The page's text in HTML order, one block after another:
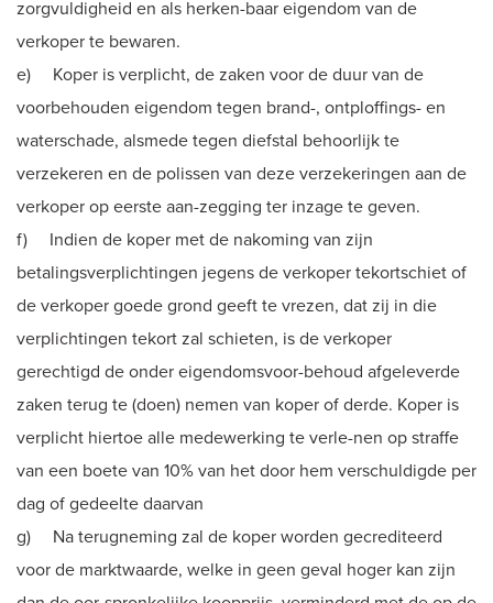
zorgvuldigheid en als herken-baar eigendom van de
verkoper te bewaren.
e) Koper is verplicht, de zaken voor de duur van de
voorbehouden eigendom tegen brand-, ontploffings- en
waterschade, alsmede tegen diefstal behoorlijk te
verzekeren en de polissen van deze verzekeringen aan de
verkoper op eerste aan-zegging ter inzage te geven.
f) Indien de koper met de nakoming van zijn
betalingsverplichtingen jegens de verkoper tekortschiet of
de verkoper goede grond geeft te vrezen, dat zij in die
verplichtingen tekort zal schieten, is de verkoper
gerechtigd de onder eigendomsvoor-behoud afgeleverde
zaken terug te (doen) nemen van koper of derde. Koper is
verplicht hiertoe alle medewerking te verle-nen op straffe
van een boete van 10% van het door hem verschuldigde per
dag of gedeelte daarvan
g) Na terugneming zal de koper worden gecrediteerd
voor de marktwaarde, welke in geen geval hoger kan zijn